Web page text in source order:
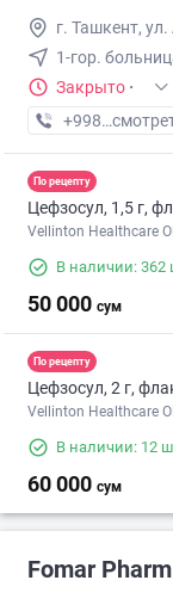
г. Ташкент,
1-гор.
Закрыто ·
+998 (94) XXX-
По рецепту
Цефзосул, 1,5 г,
Vellinton Healthcare
В наличии: 362
50 000 сум
По рецепту
Цефзосул, 2 г,
Vellinton Healthcare
В наличии: 12
60 000 сум
Fomar Pharm